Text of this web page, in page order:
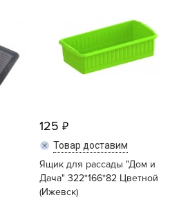
125
Товар доставим
Ящик для рассады "Дом и
Дача" 322*166*82 Цветной
(Ижевск)